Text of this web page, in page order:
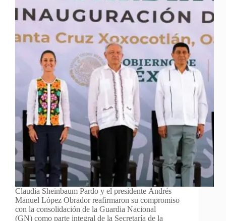
Claudia Sheinbaum Pardo y el presidente Andrés
Manuel López Obrador reafirmaron su compromiso
con la consolidación de la Guardia Nacional
(GN) como parte integral de la Secretaría de la